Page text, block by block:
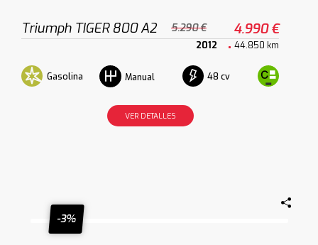
Triumph TIGER 800 A2 5.290 € 4.990 €
2012 44.850 km
Gasolina Manual 48 cv
VER DETALLES
-3%